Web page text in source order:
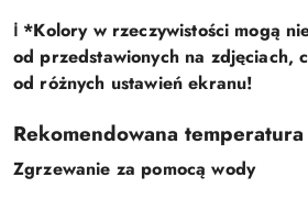
ℹ️ *Kolory w rzeczywistości mogą
od przedstawionych na zdjęciach,
od różnych ustawień ekranu!
Rekomendowana
Zgrzewanie za pomocą wody